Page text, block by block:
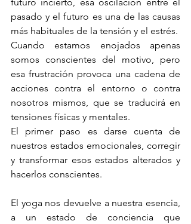
pasado y el futuro es una de las causas
más habituales de la tensión y el estrés.
Cuando estamos enojados apenas
somos conscientes del motivo, pero
esa frustración provoca una cadena de
acciones contra el entorno o contra
nosotros mismos, que se traducirá en
tensiones físicas y mentales.
El primer paso es darse cuenta de
nuestros estados emocionales, corregir
y transformar esos estados alterados y
hacerlos conscientes.
El yoga nos devuelve a nuestra esencia,
a un estado de conciencia que